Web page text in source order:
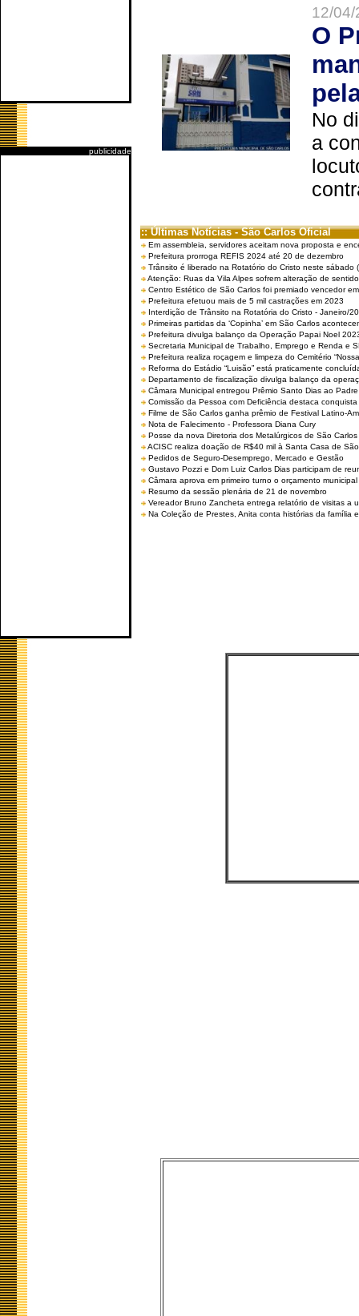
publicidade
12/
O
No
a
:: Últimas Notícias - São Carlos Oficial
Em assembleia, servidores aceitam nova proposta e
Prefeitura prorroga REFIS 2024 até 20 de dezembro
Trânsito é liberado na Rotatório do Cristo neste sábado
Atenção: Ruas da Vila Alpes sofrem alteração de
Centro Estético de São Carlos foi premiado vencedor
Prefeitura efetuou mais de 5 mil castrações em 2023
Interdição de Trânsito na Rotatória do Cristo - Janeiro/
Primeiras partidas da ‘Copinha’ em São Carlos
Prefeitura divulga balanço da Operação Papai Noel
Secretaria Municipal de Trabalho, Emprego e Renda e
Prefeitura realiza roçagem e limpeza do Cemitério
Reforma do Estádio “Luisão” está praticamente
Departamento de fiscalização divulga balanço da
Câmara Municipal entregou Prêmio Santo Dias ao
Comissão da Pessoa com Deficiência destaca
Filme de São Carlos ganha prêmio de Festival Latino-
Nota de Falecimento - Professora Diana Cury
Posse da nova Diretoria dos Metalúrgicos de São
ACISC realiza doação de R$40 mil à Santa Casa de
Pedidos de Seguro-Desemprego, Mercado e Gestão
Gustavo Pozzi e Dom Luiz Carlos Dias participam de
Câmara aprova em primeiro turno o orçamento
Resumo da sessão plenária de 21 de novembro
Vereador Bruno Zancheta entrega relatório de visitas a
Na Coleção de Prestes, Anita conta histórias da família